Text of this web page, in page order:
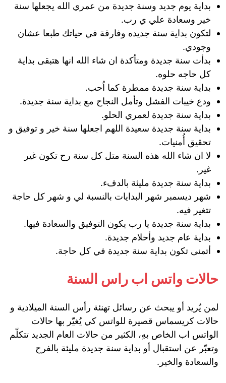
بداية يوم جديد وسنة جديدة من عمري الله يجعلها سنة
خير وسعادة علي ي رب.
لتكون بداية سنة جديده وفارقة في حياتك طبعا عشان
وجودي.
بدأت سنة جديدة ومتأكدة ان شاء الله انها هتبقى بداية
كل حاجه حلوه.
بداية سنة جديدة ممطرة كما اُحب.
ودع خيبات الفشل وتأمل النجاح مع بداية سنة جديدة.
بداية سنة جديدة لعمري الحلو.
بداية سنة جديدة سعيدة اللهم اجعلها سنة خير و توفيق و
تحقيق أُمنيات.
لا ان شاء الله هذه السنة متل كل سنة رح تكون غير
غير.
بداية سنة جديدة مليئة بالدفء.
شهر ديسمبر شهر البدايات بالنسبة لي و شهر كل حاجة
تتغير فيه.
بداية سنة جديدة يا رب يكون التوفيق والسعادة فيها.
بداية عام جديد وأحلام جديدة.
أتمنى تكون بداية سنة جديدة في كل حاجة.
حالات واتس اب راس السنة
لمن يُريد أو يبحث عن رسائل تهنئة رأس السنة الميلادية و
حالات كريسماس قصيرة للواتس كي يُغيّر بها حالات
الواتس اب الخاص بهِ، الكثير من حالات العام الجديد تتكلّم
وتعبّر عن استقبال أو بداية سنة جديدة مليئة بالفرح
والسعادة والخير.